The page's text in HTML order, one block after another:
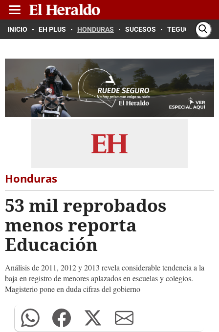
INICIO EH PLUS HONDURAS SUCESOS TEGUCIGALPA
Honduras
53 mil reprobados
menos reporta
Educación
Análisis de 2011, 2012 y 2013 revela considerable tendencia a la
baja en registro de menores aplazados en escuelas y colegios.
Magisterio pone en duda cifras del gobierno